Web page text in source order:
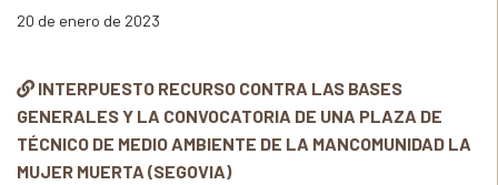
20 de enero de 2023
INTERPUESTO RECURSO CONTRA LAS BASES
GENERALES Y LA CONVOCATORIA DE UNA PLAZA DE
TÉCNICO DE MEDIO AMBIENTE DE LA MANCOMUNIDAD LA
MUJER MUERTA (SEGOVIA)